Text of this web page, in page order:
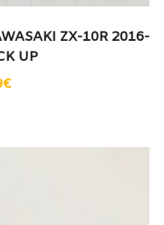
ZX-10R 2016-
UP
€